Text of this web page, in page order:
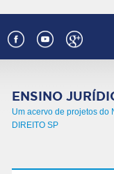
ENSINO
Um acervo de projetos do
DIREITO SP